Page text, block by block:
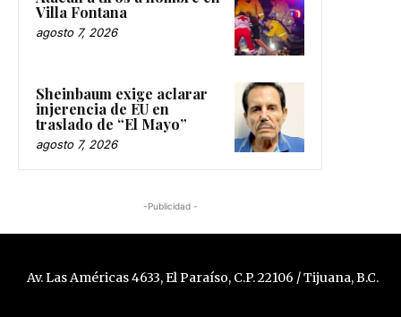
Villa Fontana
agosto 7, 2026
Sheinbaum exige aclarar
injerencia de EU en
traslado de “El Mayo”
agosto 7, 2026
-Publicidad -
Av. Las Américas 4633, El Paraíso, C.P. 22106 / Tijuana, B.C.